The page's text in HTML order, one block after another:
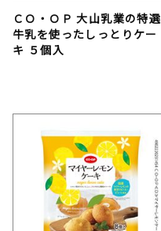
ＣＯ・ＯＰ 大山乳業の特選
牛乳を使ったしっとりケー
キ ５個入